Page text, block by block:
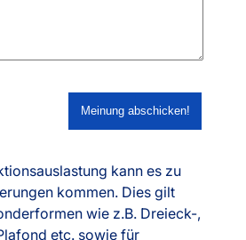
kann es zu
kommen. Dies gilt
wie z.B. Dreieck-,
etc. sowie für